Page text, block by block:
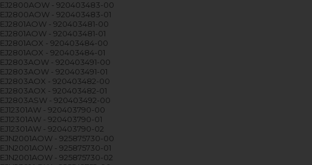
EJ2800AOW - 920403483-00
EJ2800AOW - 920403483-01
EJ2801AOW - 920403481-00
EJ2801AOW - 920403481-01
EJ2801AOX - 920403484-00
EJ2801AOX - 920403484-01
EJ2803AOW - 920403491-00
EJ2803AOW - 920403491-01
EJ2803AOX - 920403482-00
EJ2803AOX - 920403482-01
EJ2803ASW - 920403492-00
EJ12301AW - 920403790-00
EJ12301AW - 920403790-01
EJ12301AW - 920403790-02
EJN2001AOW - 925875730-00
EJN2001AOW - 925875730-01
EJN2001AOW - 925875730-02